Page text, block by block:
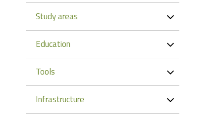
Study areas
Education
Tools
Infrastructure